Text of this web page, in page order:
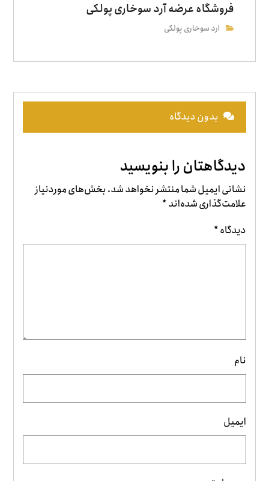
فروشگاه عرضه آرد سوخاری پولکی
ارد سوخاری پولکی
بدون دیدگاه
دیدگاهتان را بنویسید
نشانی ایمیل شما منتشر نخواهد شد.بخش‌های موردنیاز
علامت‌گذاری شده‌اند*
دیدگاه*
نام
ایمیل